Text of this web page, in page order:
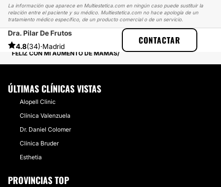
La información que aparece en Multiestetica.com en ningún caso puede sustituir la
relación entre el paciente y su médico. Multiestetica.com no hace apología de un
tratamiento médico específico, de un producto comercial o de un servicio.
Dra. Pilar De Frutos
4.8(34)·Madrid
CONTACTAR
MULTIESTETICA
EXPERIENCIAS
EXPERIENCIAS REALES SOBRE AUMENTO DE PECHO
FELIZ CON MI AUMENTO DE MAMAS
ÚLTIMAS CLÍNICAS VISTAS
Alopell Clinic
Clínica Valenzuela
Dr. Daniel Colomer
Clínica Bruder
Esthetia
PROVINCIAS TOP